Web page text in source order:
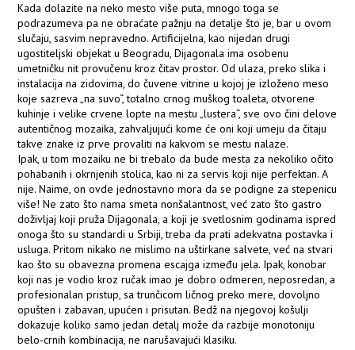
Kada dolazite na neko mesto više puta, mnogo toga se
podrazumeva pa ne obraćate pažnju na detalje što je, bar u ovom
slučaju, sasvim nepravedno. Artificijelna, kao nijedan drugi
ugostiteljski objekat u Beogradu, Dijagonala ima osobenu
umetničku nit provučenu kroz čitav prostor. Od ulaza, preko slika i
instalacija na zidovima, do čuvene vitrine u kojoj je izloženo meso
koje sazreva „na suvo“, totalno crnog muškog toaleta, otvorene
kuhinje i velike crvene lopte na mestu „lustera“, sve ovo čini delove
autentičnog mozaika, zahvaljujući kome će oni koji umeju da čitaju
takve znake iz prve provaliti na kakvom se mestu nalaze.
Ipak, u tom mozaiku ne bi trebalo da bude mesta za nekoliko očito
pohabanih i okrnjenih stolica, kao ni za servis koji nije perfektan. A
nije. Naime, on ovde jednostavno mora da se podigne za stepenicu
više! Ne zato što nama smeta nonšalantnost, već zato što gastro
doživljaj koji pruža Dijagonala, a koji je svetlosnim godinama ispred
onoga što su standardi u Srbiji, treba da prati adekvatna postavka i
usluga. Pritom nikako ne mislimo na uštirkane salvete, već na stvari
kao što su obavezna promena escajga između jela. Ipak, konobar
koji nas je vodio kroz ručak imao je dobro odmeren, neposredan, a
profesionalan pristup, sa trunčicom ličnog preko mere, dovoljno
opušten i zabavan, upućen i prisutan. Bedž na njegovoj košulji
dokazuje koliko samo jedan detalj može da razbije monotoniju
belo-crnih kombinacija, ne narušavajući klasiku.